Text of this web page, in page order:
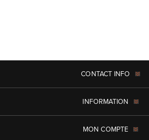
CONTACT INFO
INFORMATION
MON COMPTE